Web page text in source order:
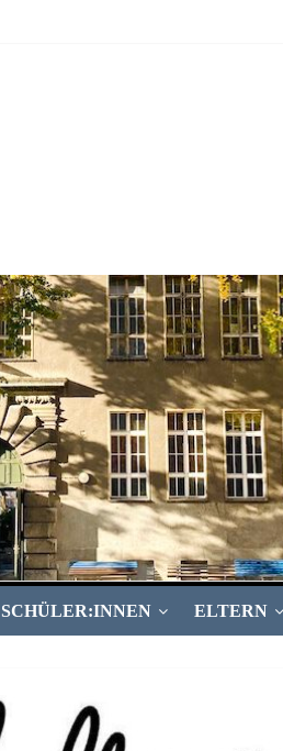
SCHÜLER:INNEN ELTERN